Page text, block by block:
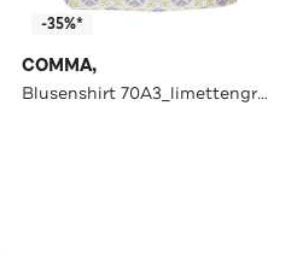
-35%*
COMMA,
Blusenshirt 70A3_limettengrün